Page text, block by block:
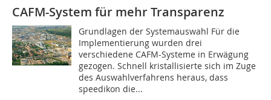
CAFM-System für mehr Transparenz
Grundlagen der Systemauswahl Für die
Implementierung wurden drei
verschiedene CAFM-Systeme in Erwägung
gezogen. Schnell kristallisierte sich im Zuge
des Auswahlverfahrens heraus, dass
speedikon die...